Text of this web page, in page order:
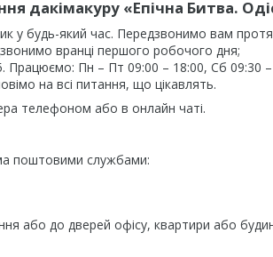
дакімакуру «Епічна Битва.
у будь-який час. Передзвонимо вам
вранці першого робочого дня;
Пн – Пт 09:00 – 18:00, Сб 09:30 –
на всі питання, що цікавлять.
телефоном або в онлайн чаті.
поштовими службами:
або до дверей офісу, квартири або